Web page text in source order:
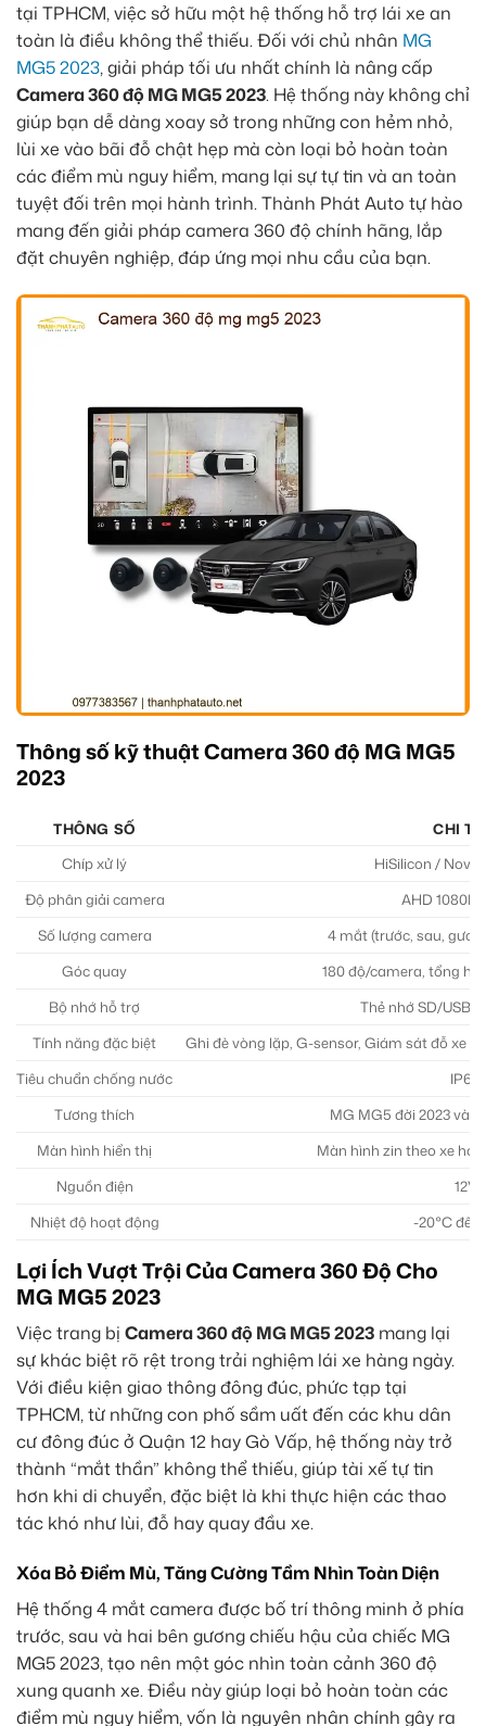
tại TPHCM, việc sở hữu một hệ thống hỗ trợ lái xe an
toàn là điều không thể thiếu. Đối với chủ nhân MG
MG5 2023, giải pháp tối ưu nhất chính là nâng cấp
Camera 360 độ MG MG5 2023. Hệ thống này không chỉ
giúp bạn dễ dàng xoay sở trong những con hẻm nhỏ,
lùi xe vào bãi đỗ chật hẹp mà còn loại bỏ hoàn toàn
các điểm mù nguy hiểm, mang lại sự tự tin và an toàn
tuyệt đối trên mọi hành trình. Thành Phát Auto tự hào
mang đến giải pháp camera 360 độ chính hãng, lắp
đặt chuyên nghiệp, đáp ứng mọi nhu cầu của bạn.
Thông số kỹ thuật Camera 360 độ MG MG5
2023
THÔNG SỐ
CHI
Chíp xử lý
HiSilicon /
Độ phân giải camera
AHD 1080P
Số lượng camera
4 mắt (trước, sau,
Góc quay
180 độ/camera, tổng
Bộ nhớ hỗ trợ
Thẻ nhớ SD/USB
Tính năng đặc biệt
Ghi đè vòng lặp, G-sensor, Giám sát đỗ xe
Tiêu chuẩn chống nước
IP68
Tương thích
MG MG5 đời 2023 và
Màn hình hiển thị
Màn hình zin theo xe
Nguồn điện
12V
Nhiệt độ hoạt động
-20°C đến
Lợi Ích Vượt Trội Của Camera 360 Độ Cho
MG MG5 2023
Việc trang bị Camera 360 độ MG MG5 2023 mang lại
sự khác biệt rõ rệt trong trải nghiệm lái xe hàng ngày.
Với điều kiện giao thông đông đúc, phức tạp tại
TPHCM, từ những con phố sầm uất đến các khu dân
cư đông đúc ở Quận 12 hay Gò Vấp, hệ thống này trở
thành “mắt thần” không thể thiếu, giúp tài xế tự tin
hơn khi di chuyển, đặc biệt là khi thực hiện các thao
tác khó như lùi, đỗ hay quay đầu xe.
Xóa Bỏ Điểm Mù, Tăng Cường Tầm Nhìn Toàn Diện
Hệ thống 4 mắt camera được bố trí thông minh ở phía
trước, sau và hai bên gương chiếu hậu của chiếc MG
MG5 2023, tạo nên một góc nhìn toàn cảnh 360 độ
xung quanh xe. Điều này giúp loại bỏ hoàn toàn các
điểm mù nguy hiểm, vốn là nguyên nhân chính gây ra